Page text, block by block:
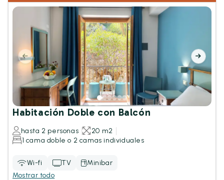
Habitación Doble con Balcón
hasta 2 personas
20 m2
1 cama doble o 2 camas individuales
Wi-fi TV
Minibar
Mostrar todo